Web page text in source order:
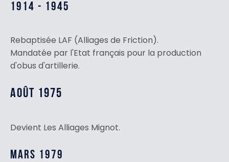
1914 - 1945
Rebaptisée LAF (Alliages de Friction).
Mandatée par l'Etat français pour la production
d'obus d'artillerie.
AOÛT 1975
Devient Les Alliages Mignot.
MARS 1979